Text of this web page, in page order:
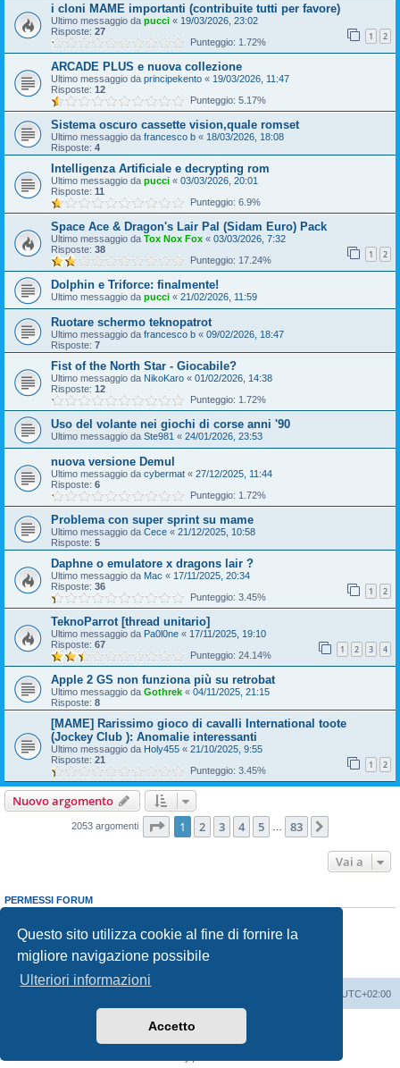
Questo sito utilizza cookie al fine di fornire la
migliore navigazione possibile
Ulteriori informazioni
Accetto
i cloni MAME importanti (contribuite tutti per favore)
Ultimo messaggio da pucci « 19/03/2026, 23:02
Risposte: 27 1 2
Punteggio: 1.72%
ARCADE PLUS e nuova collezione
Ultimo messaggio da principekento « 19/03/2026, 11:47
Risposte: 12
Punteggio: 5.17%
Sistema oscuro cassette vision,quale romset
Ultimo messaggio da francesco b « 18/03/2026, 18:08
Risposte: 4
Intelligenza Artificiale e decrypting rom
Ultimo messaggio da pucci « 03/03/2026, 20:01
Risposte: 11
Punteggio: 6.9%
Space Ace & Dragon's Lair Pal (Sidam Euro) Pack
Ultimo messaggio da Tox Nox Fox « 03/03/2026, 7:32
Risposte: 38 1 2
Punteggio: 17.24%
Dolphin e Triforce: finalmente!
Ultimo messaggio da pucci « 21/02/2026, 11:59
Ruotare schermo teknopatrot
Ultimo messaggio da francesco b « 09/02/2026, 18:47
Risposte: 7
Fist of the North Star - Giocabile?
Ultimo messaggio da NikoKaro « 01/02/2026, 14:38
Risposte: 12
Punteggio: 1.72%
Uso del volante nei giochi di corse anni '90
Ultimo messaggio da Ste981 « 24/01/2026, 23:53
nuova versione Demul
Ultimo messaggio da cybermat « 27/12/2025, 11:44
Risposte: 6
Punteggio: 1.72%
Problema con super sprint su mame
Ultimo messaggio da Cece « 21/12/2025, 10:58
Risposte: 5
Daphne o emulatore x dragons lair ?
Ultimo messaggio da Mac « 17/11/2025, 20:34
Risposte: 36 1 2
Punteggio: 3.45%
TeknoParrot [thread unitario]
Ultimo messaggio da Pa0l0ne « 17/11/2025, 19:10
Risposte: 67 1 2 3 4
Punteggio: 24.14%
Apple 2 GS non funziona più su retrobat
Ultimo messaggio da Gothrek « 04/11/2025, 21:15
Risposte: 8
[MAME] Rarissimo gioco di cavalli International toote
(Jockey Club ): Anomalie interessanti
Ultimo messaggio da Holy455 « 21/10/2025, 9:55
Risposte: 21 1 2
Punteggio: 3.45%
Nuovo argomento
2053 argomenti Pagina di 83
1 2 3 4 5 83
Vai a
PERMESSI FORUM
Non puoirispondere negli argomenti
Non puoimodificare i tuoi messaggi
Non puoicancellare i tuoi messaggi
Non puoi
inviare allegati
UTC+02:00
phpBB® Forum Software © phpBB Limited
phpBB-Italia.it